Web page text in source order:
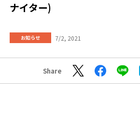
ナイター)
お知らせ 7/2, 2021
Share